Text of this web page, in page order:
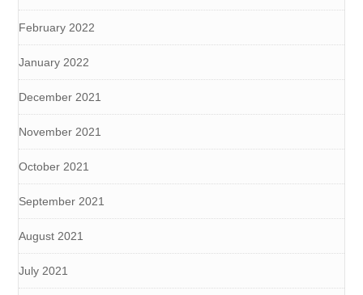
February 2022
January 2022
December 2021
November 2021
October 2021
September 2021
August 2021
July 2021